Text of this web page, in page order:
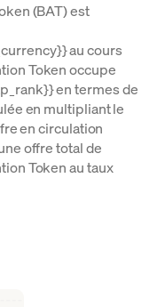
(BAT) est
au cours
Token occupe
en termes de
en multipliant le
en circulation
offre total de
Token au taux